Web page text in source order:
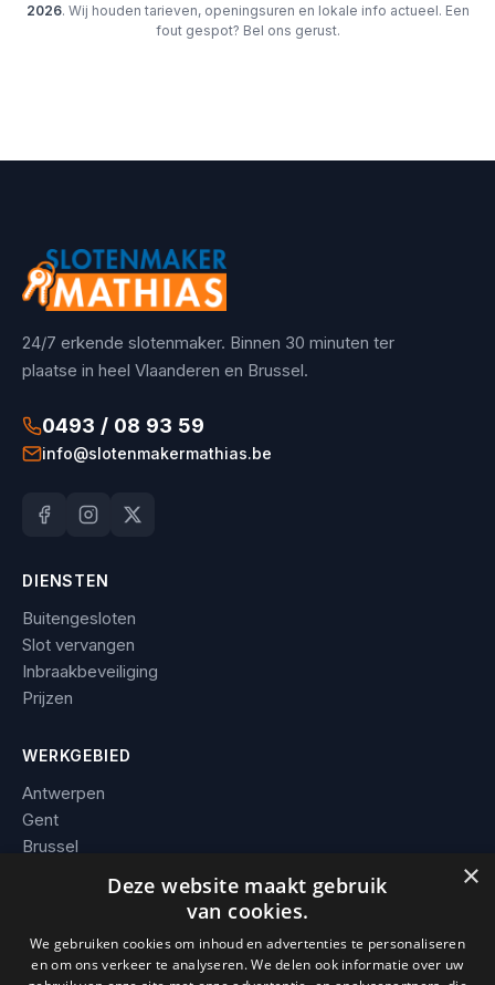
2026. Wij houden tarieven, openingsuren en lokale info actueel. Een
fout gespot? Bel ons gerust.
24/7 erkende slotenmaker. Binnen 30 minuten ter
plaatse in heel Vlaanderen en Brussel.
0493 / 08 93 59
info@slotenmakermathias.be
DIENSTEN
Buitengesloten
Slot vervangen
Inbraakbeveiliging
Prijzen
WERKGEBIED
Antwerpen
Gent
Brussel
Alle steden →
BEDRIJF
×
Deze website maakt gebruik
van cookies.
We gebruiken cookies om inhoud en advertenties te personaliseren
en om ons verkeer te analyseren. We delen ook informatie over uw